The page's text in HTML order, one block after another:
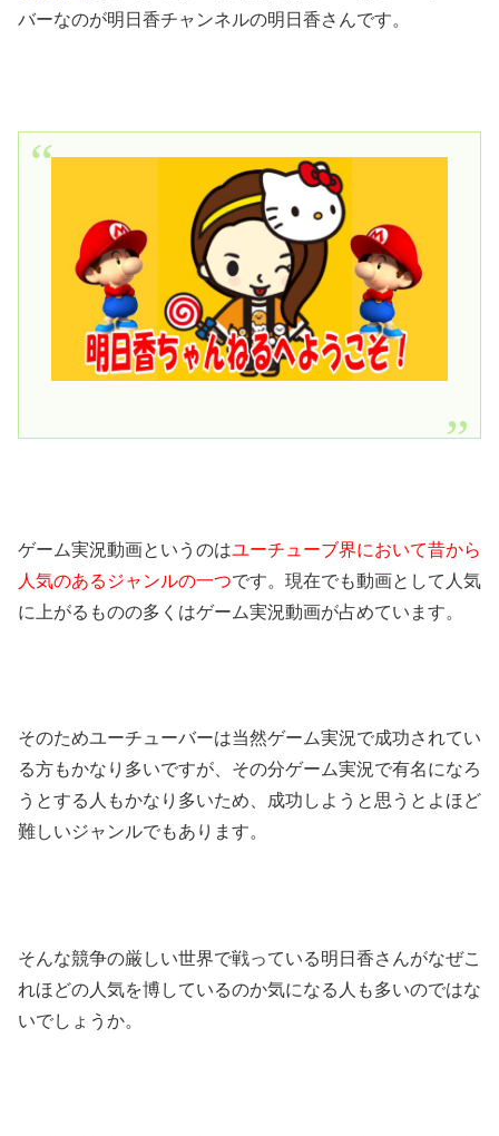
バーなのが明日香チャンネルの明日香さんです。
ゲーム実況動画というのはユーチューブ界において昔から
人気のあるジャンルの一つです。現在でも動画として人気
に上がるものの多くはゲーム実況動画が占めています。
そのためユーチューバーは当然ゲーム実況で成功されてい
る方もかなり多いですが、その分ゲーム実況で有名になろ
うとする人もかなり多いため、成功しようと思うとよほど
難しいジャンルでもあります。
そんな競争の厳しい世界で戦っている明日香さんがなぜこ
れほどの人気を博しているのか気になる人も多いのではな
いでしょうか。